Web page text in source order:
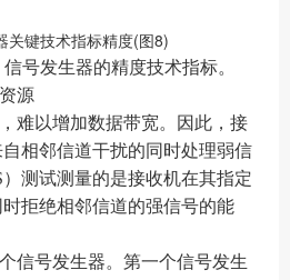
号发生器的精度技术指标。
源
难以增加数据带宽。因此，接
相邻信道干扰的同时处理弱信
测试测量的是接收机在其指定
拒绝相邻信道的强信号的能
信号发生器。第一个信号发生